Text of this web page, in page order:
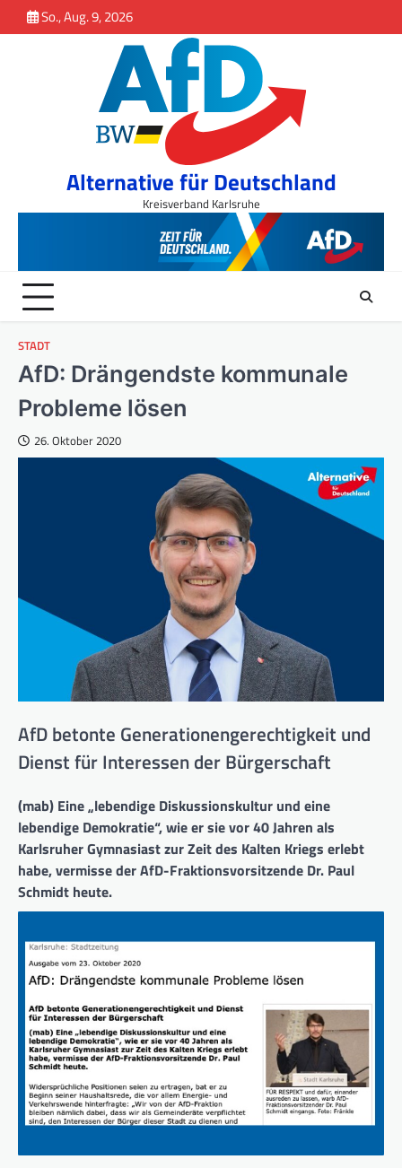
springen
to
So., Aug. 9, 2026
Alternative für Deutschland
Kreisverband Karlsruhe
STADT
AfD: Drängendste kommunale
Probleme lösen
26. Oktober 2020
AfD betonte Generationengerechtigkeit und
Dienst für Interessen der Bürgerschaft
(mab) Eine „lebendige Diskussionskultur und eine
lebendige Demokratie“, wie er sie vor 40 Jahren als
Karlsruher Gymnasiast zur Zeit des Kalten Kriegs erlebt
habe, vermisse der AfD-Fraktionsvorsitzende Dr. Paul
Schmidt heute.